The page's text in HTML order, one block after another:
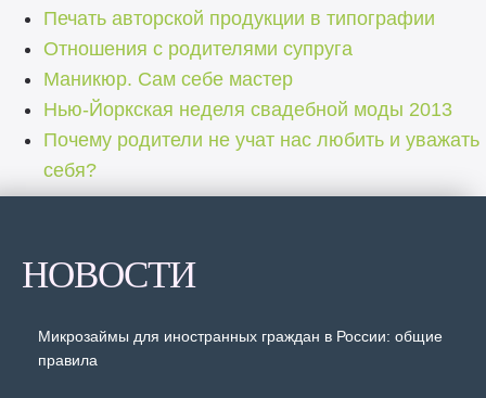
Печать авторской продукции в типографии
Отношения с родителями супруга
Маникюр. Сам себе мастер
Нью-Йоркская неделя свадебной моды 2013
Почему родители не учат нас любить и уважать
себя?
НОВОСТИ
Микрозаймы для иностранных граждан в России: общие
правила